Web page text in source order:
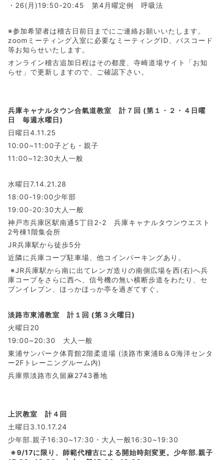
・26(月)19:50-20:45 第4月曜定例 呼吸法
※参加希望者は稽古日前日までにご連絡お願いいたします。
zoomミーティング入室に必要なミーティングID、パスコード
等お知らせいたします。
オンライン稽古追加日程はその都度、寺崎道場サイト「お知
らせ」で更新しますので、ご確認下さい。
兵庫キャナルタウン合氣道教室 計７回 (第１・２・４日曜
日 毎週水曜日)
日曜日4.11.25
10:00~11:00子ども・親子
11:00~12:30大人一般
水曜日7.14.21.28
18:00-19:00少年部
19:00-20:30大人一般
神戸市兵庫区駅南通5丁目2-2 兵庫キャナルタウンウエスト
2号棟1階集会所
JR兵庫駅から徒歩5分
近隣に兵庫コープ駐車場、他コインパーキングあり。
※JR兵庫駅から南に出てレンガ造りの南側広場を西(右)へ兵
庫コープをさらに西へ、信号機の無い横断歩道をわたり、セ
ブンイレブン、ほっかほっか亭を過ぎてすぐ。
淡路市東浦教室 計１回 (第３火曜日)
火曜日20
19:00~20:30 大人一般
東浦サンパーク体育館2階柔道場 (淡路市東浦B＆G海洋センタ
ー2Fトレーニングルーム内)
兵庫県淡路市久留麻2743番地
上沢教室 計４回
土曜日3.10.17.24
少年部.親子16:30~17:30・大人一般16:30~19:30
※9/17に限り、師範代稽古による開始時刻変更。少年部.親子